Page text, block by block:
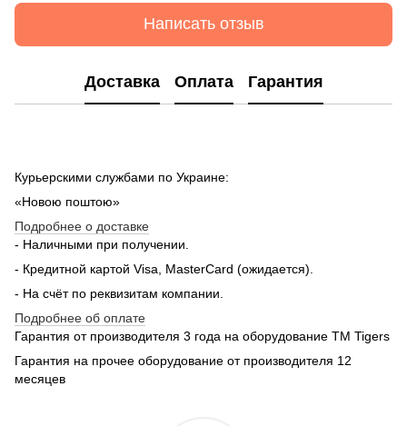
Написать отзыв
Доставка Оплата Гарантия
Курьерскими службами по Украине:
«Новою поштою»
Подробнее о доставке
- Наличными при получении.
- Кредитной картой Visa, MasterCard (ожидается).
- На счёт по реквизитам компании.
Подробнее об оплате
Гарантия от производителя 3 года на оборудование TM Tigers
Гарантия на прочее оборудование от производителя 12
месяцев